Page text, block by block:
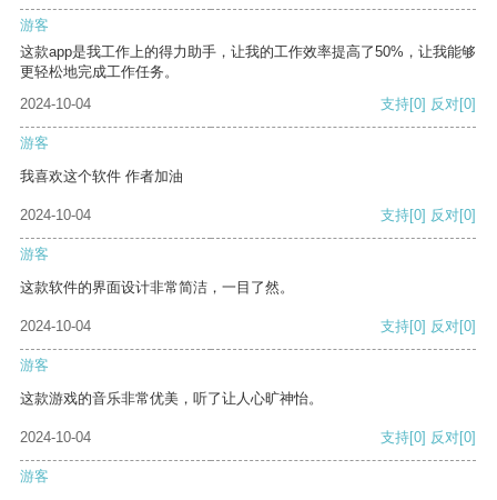
游客
这款app是我工作上的得力助手，让我的工作效率提高了50%，让我能够
更轻松地完成工作任务。
2024-10-04
支持[0] 反对[0]
游客
我喜欢这个软件 作者加油
2024-10-04 支持[0] 反对[0]
游客
这款软件的界面设计非常简洁，一目了然。
2024-10-04 支持[0] 反对[0]
游客
这款游戏的音乐非常优美，听了让人心旷神怡。
2024-10-04 支持[0] 反对[0]
游客